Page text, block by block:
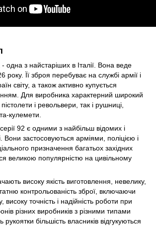
одна з найстаріших в Італії. Вона веде
року. Її зброя перебуває на службі армії і
світу, а також активно купується
Для виробника характерний широкий
і револьвери, так і рушниці,
кулемети.
92 є одними з найбільш відомих і
Вони застосовуються арміями, поліцією і
призначення багатьох західних
великою популярністю на цивільному
високу якість виготовлення, невелику,
контрольованість зброї, включаючи
високу точність і надійність роботи при
різних виробників з різними типами
рукоятки більшість власників відгукуються